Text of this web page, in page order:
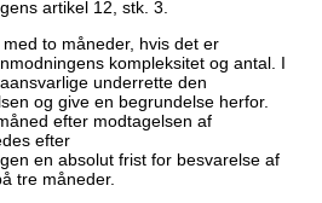
artikel 12, stk. 3.
to måneder, hvis det er
kompleksitet og antal. I
underrette den
og give en begrundelse herfor.
efter modtagelsen af
efter
en absolut frist for besvarelse af
tre måneder.